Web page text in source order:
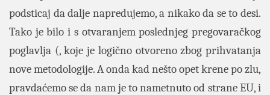
podsticaj da dalje napredujemo, a nikako da se to desi.
Tako je bilo i s otvaranjem poslednjeg pregovaračkog
poglavlja (, koje je logično otvoreno zbog prihvatanja
nove metodologije. A onda kad nešto opet krene po zlu,
pravdaćemo se da nam je to nametnuto od strane EU, i